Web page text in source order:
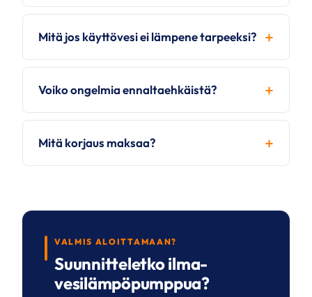
Mitä jos käyttövesi ei lämpene tarpeeksi?
Voiko ongelmia ennaltaehkäistä?
Mitä korjaus maksaa?
VALMIS ALOITTAMAAN?
Suunnitteletko ilma-
vesilämpöpumppua?